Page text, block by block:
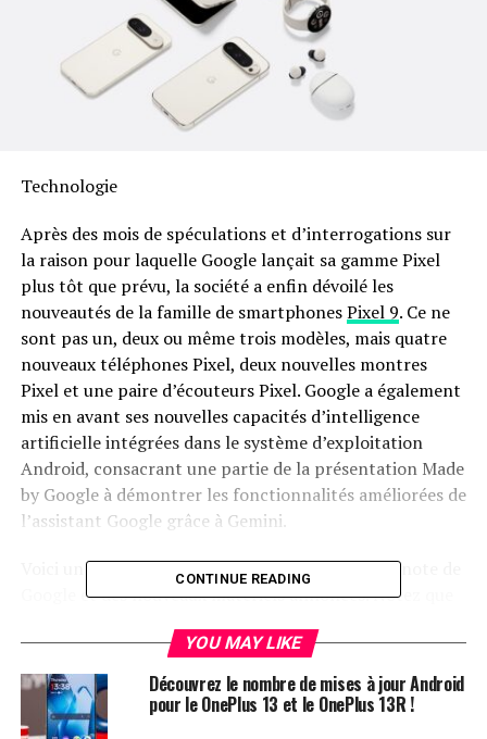
Technologie
Après des mois de spéculations et d’interrogations sur
la raison pour laquelle Google lançait sa gamme Pixel
plus tôt que prévu, la société a enfin dévoilé les
nouveautés de la famille de smartphonesPixel 9. Ce ne
sont pas un, deux ou même trois modèles, mais quatre
nouveaux téléphones Pixel, deux nouvelles montres
Pixel et une paire d’écouteurs Pixel. Google a également
mis en avant ses nouvelles capacités d’intelligence
artificielle intégrées dans le système d’exploitation
Android, consacrant une partie de la présentation Made
by Google à démontrer les fonctionnalités améliorées de
l’assistant Google grâce à Gemini.
Voici un aperçu des points abordés lors de la keynote de
Google et des nouveaux matériels annoncés. Notez que
La fin d’une ère pour Android ?
Je m’excuse pour l’exagération, mais Google a consacré
CONTINUE READING
YOU MAY LIKE
Découvrez le nombre de mises à jour Android
pour le OnePlus 13 et le OnePlus 13R !